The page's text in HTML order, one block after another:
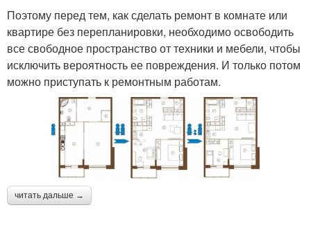
Поэтому перед тем, как сделать ремонт в комнате или
квартире без перепланировки, необходимо освободить
все свободное пространство от техники и мебели, чтобы
исключить вероятность ее повреждения. И только потом
можно приступать к ремонтным работам.
читать дальше →